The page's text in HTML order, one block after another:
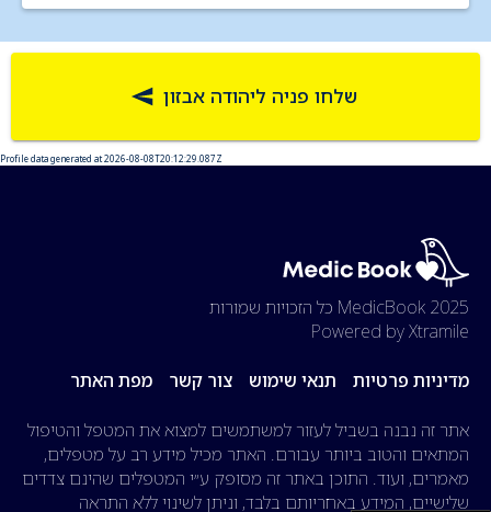
שלחו פניה ליהודה אבזון
Profile data generated at 2026-08-08T20:12:29.087Z
2025 MedicBook
כל הזכויות שמורות
Powered by Xtramile
מדיניות פרטיות תנאי שימוש צור קשר מפת האתר
אתר זה נבנה בשביל לעזור למשתמשים למצוא את המטפל והטיפול
המתאים והטוב ביותר עבורם. האתר מכיל מידע רב על מטפלים,
מאמרים, ועוד. התוכן באתר זה מסופק ע״י המטפלים שהינם צדדים
שלישיים, המידע באחריותם בלבד, וניתן לשינוי ללא התראה